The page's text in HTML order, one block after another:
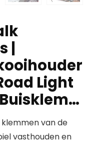
Light
van de
vasthouden en